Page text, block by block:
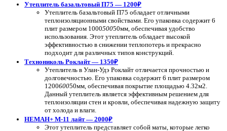
Утеплитель базальтовый П75 — 1200₽
Утеплитель базальтовый П75 обладает отличными
теплоизоляционными свойствами. Его упаковка содержит 6
плит размером 100050050мм, обеспечивая удобство
использования. Этот утеплитель обладает высокой
эффективностью в снижении теплопотерь и прекрасно
подходит для различных типов конструкций.
Технониколь Роклайт — 1350₽
Утеплитель в Улан-Удэ Роклайт отличается прочностью и
долговечностью. Его упаковка содержит 6 плит размером
120060050мм, обеспечивая покрытие площадью 4.32м2.
Данный утеплитель является эффективным решением для
теплоизоляции стен и кровли, обеспечивая надежную защиту
от холода и влаги.
НЕМАН+ М-11 лайт — 2000₽
Этот утеплитель представляет собой маты, которые легко